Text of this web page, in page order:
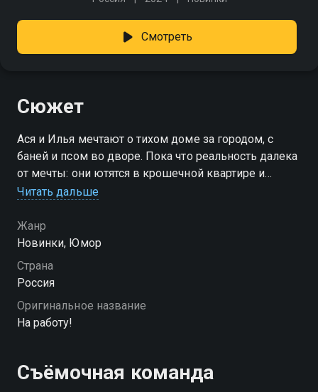
Смотреть
Сюжет
Ася и Илья мечтают о тихом доме за городом, с
баней и псом во дворе. Пока что реальность далека
от мечты: они ютятся в крошечной квартире и
берутся за любую подработку, чтобы хоть как-то
форма, новый начальник и новые задачи: то в
доставке, то на кухне, то за кассой, то в гримёрке. И
даже ветеринаром Илья однажды поработает.
Впереди — бесконечные курьёзы, неадекватные
Смогут ли они когда-нибудь построить жизнь, о
которой мечтают, — узнаете в комедийном сериале
Читать дальше
Жанр
Новинки, Юмор
Страна
Россия
Оригинальное название
На работу!
Съёмочная команда